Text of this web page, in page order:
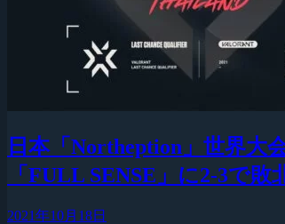
日本「Northeption」世界大
「FULL SENSE」に2-3で敗
2021年10月18日